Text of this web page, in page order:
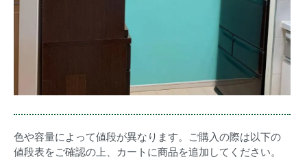
色や容量によって値段が異なります。ご購入の際は以下の
値段表をご確認の上、カートに商品を追加してください。